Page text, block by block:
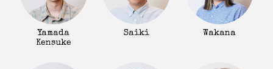
Yamada
Kensuke
Saiki Wakana